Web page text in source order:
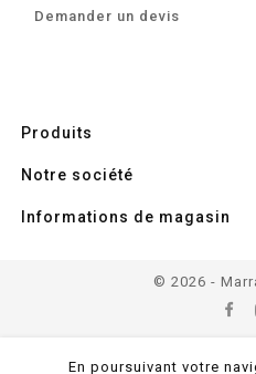
Demander un devis
Produits
Notre société
Informations de magasin
© 2026 -
En poursuivant votre